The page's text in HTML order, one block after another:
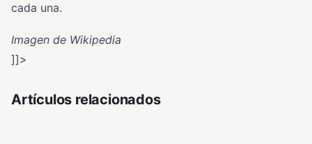
cada una.
Imagen de Wikipedia
]]>
Artículos relacionados